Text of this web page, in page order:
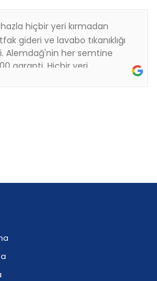
hiçbir yeri kırmadan
gideri ve lavabo tıkanıklığı
Alemdağ'nin her semtine
garanti. Hiçbir yeri